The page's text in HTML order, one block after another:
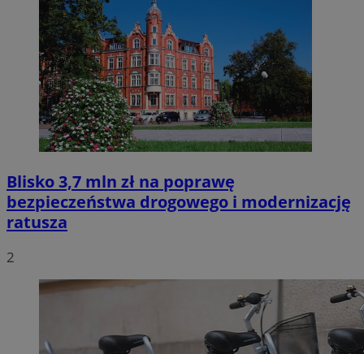
Blisko 3,7 mln zł na poprawę
bezpieczeństwa drogowego i modernizację
ratusza
2